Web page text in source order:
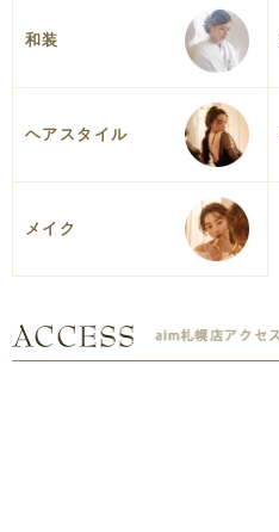
和装
ヘアスタイル
メイク